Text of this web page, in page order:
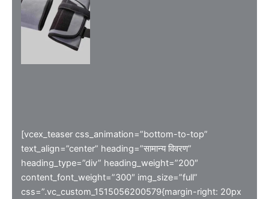
[vcex_teaser css_animation=”bottom-to-top”
text_align=”center” heading=”सामान्य विवरण”
heading_type=”div” heading_weight=”200″
content_font_weight=”300″ img_size=”full”
css=”.vc_custom_1515056200579{margin-right: 20px